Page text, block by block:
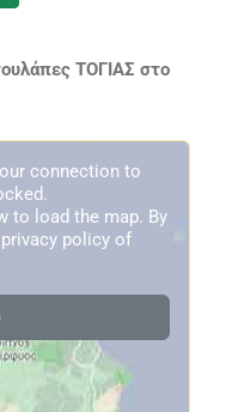
ΤΟΓΙΑΣ στο
connection to
to load the map. By
policy of